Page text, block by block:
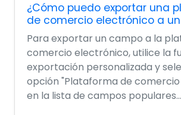
¿Cómo puedo exportar una
de comercio electrónico a
campo?
Para exportar un campo a la
comercio electrónico, utilice la
exportación personalizada y
opción "Plataforma de
en la lista de campos